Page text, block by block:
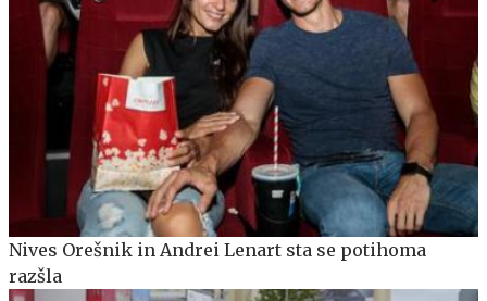
Nives Orešnik in Andrei Lenart sta se potihoma
razšla